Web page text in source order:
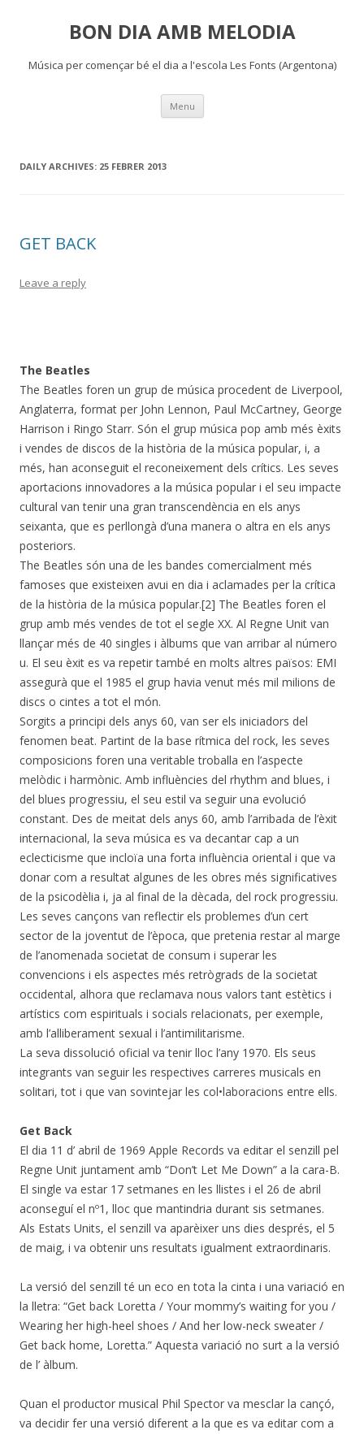
BON DIA AMB MELODIA
Música per començar bé el dia a l'escola Les Fonts (Argentona)
Menu Skip
content
DAILY ARCHIVES: 25 FEBRER 2013
GET BACK
Leave a reply
The Beatles
The Beatles foren un grup de música procedent de Liverpool,
Anglaterra, format per John Lennon, Paul McCartney, George
Harrison i Ringo Starr. Són el grup música pop amb més èxits
i vendes de discos de la història de la música popular, i, a
més, han aconseguit el reconeixement dels crítics. Les seves
aportacions innovadores a la música popular i el seu impacte
cultural van tenir una gran transcendència en els anys
seixanta, que es perllongà d’una manera o altra en els anys
posteriors.
The Beatles són una de les bandes comercialment més
famoses que existeixen avui en dia i aclamades per la crítica
de la història de la música popular.[2] The Beatles foren el
grup amb més vendes de tot el segle XX. Al Regne Unit van
llançar més de 40 singles i àlbums que van arribar al número
u. El seu èxit es va repetir també en molts altres països: EMI
assegurà que el 1985 el grup havia venut més mil milions de
discs o cintes a tot el món.
Sorgits a principi dels anys 60, van ser els iniciadors del
fenomen beat. Partint de la base rítmica del rock, les seves
composicions foren una veritable troballa en l’aspecte
melòdic i harmònic. Amb influències del rhythm and blues, i
del blues progressiu, el seu estil va seguir una evolució
constant. Des de meitat dels anys 60, amb l’arribada de l’èxit
internacional, la seva música es va decantar cap a un
eclecticisme que incloïa una forta influència oriental i que va
donar com a resultat algunes de les obres més significatives
de la psicodèlia i, ja al final de la dècada, del rock progressiu.
Les seves cançons van reflectir els problemes d’un cert
sector de la joventut de l’època, que pretenia restar al marge
de l’anomenada societat de consum i superar les
convencions i els aspectes més retrògrads de la societat
occidental, alhora que reclamava nous valors tant estètics i
artístics com espirituals i socials relacionats, per exemple,
amb l’alliberament sexual i l’antimilitarisme.
La seva dissolució oficial va tenir lloc l’any 1970. Els seus
integrants van seguir les respectives carreres musicals en
solitari, tot i que van sovintejar les col•laboracions entre ells.
Get Back
El dia 11 d’ abril de 1969 Apple Records va editar el senzill pel
Regne Unit juntament amb “Don’t Let Me Down” a la cara-B.
El single va estar 17 setmanes en les llistes i el 26 de abril
aconseguí el nº1, lloc que mantindria durant sis setmanes.
Als Estats Units, el senzill va aparèixer uns dies després, el 5
de maig, i va obtenir uns resultats igualment extraordinaris.
La versió del senzill té un eco en tota la cinta i una variació en
la lletra: “Get back Loretta / Your mommy’s waiting for you /
Wearing her high-heel shoes / And her low-neck sweater /
Get back home, Loretta.” Aquesta variació no surt a la versió
de l’ àlbum.
Quan el productor musical Phil Spector va mesclar la cançó,
va decidir fer una versió diferent a la que es va editar com a